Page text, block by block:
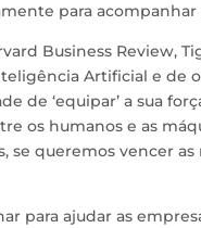
para
Business Review,
Artificial e de
de ‘equipar’ a sua
os humanos e as
se queremos vencer
para ajudar as